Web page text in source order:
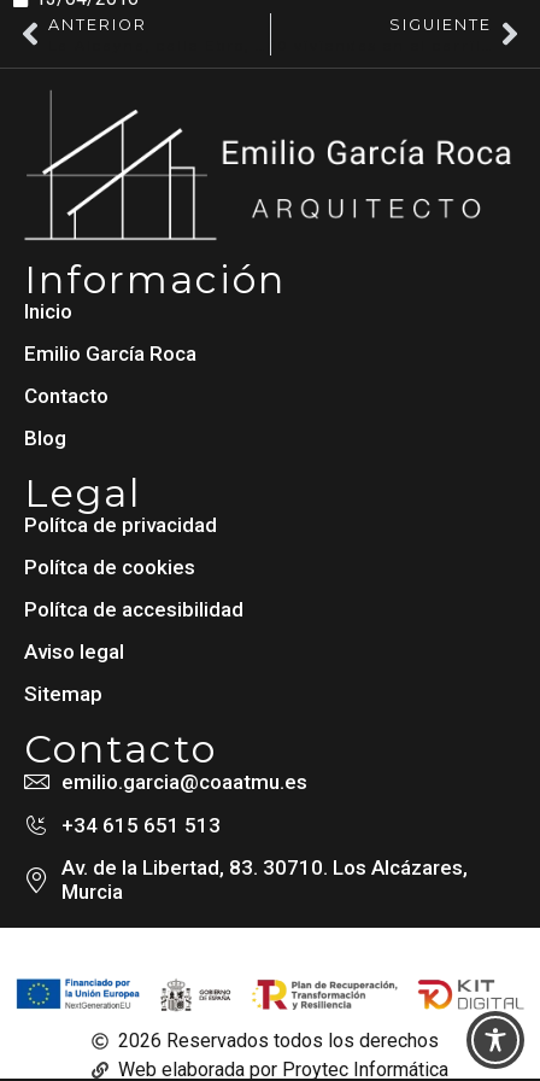
ANTERIOR SIGUIENTE
Información
Inicio
Emilio García Roca
Contacto
Blog
Legal
Polítca de privacidad
Polítca de cookies
Polítca de accesibilidad
Aviso legal
Sitemap
Contacto
emilio.garcia@coaatmu.es
+34 615 651 513
Av. de la Libertad, 83. 30710. Los Alcázares,
Murcia
2026 Reservados todos los derechos
Web elaborada por Proytec Informática